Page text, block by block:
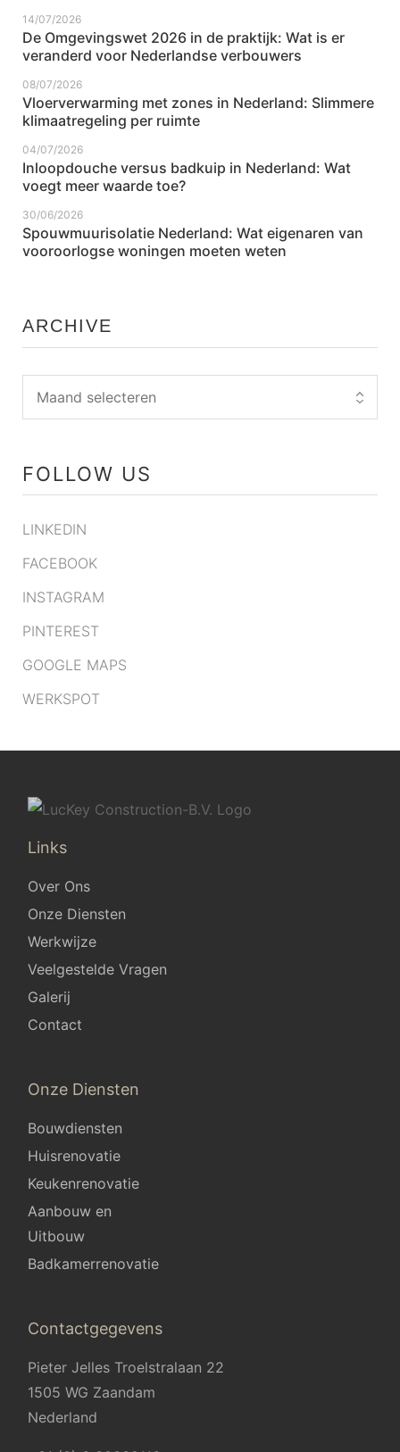
De Omgevingswet 2026 in de praktijk: Wat is er
veranderd voor Nederlandse verbouwers
14/07/2026
Vloerverwarming met zones in Nederland: Slimmere
klimaatregeling per ruimte
08/07/2026
Inloopdouche versus badkuip in Nederland: Wat
voegt meer waarde toe?
04/07/2026
Spouwmuurisolatie Nederland: Wat eigenaren van
vooroorlogse woningen moeten weten
30/06/2026
ARCHIVE
FOLLOW US
LINKEDIN
FACEBOOK
INSTAGRAM
PINTEREST
GOOGLE MAPS
WERKSPOT
Links
Over Ons
Onze Diensten
Werkwijze
Veelgestelde Vragen
Galerij
Contact
Onze Diensten
Bouwdiensten
Huisrenovatie
Keukenrenovatie
Aanbouw en
Uitbouw
Badkamerrenovatie
Contactgegevens
Pieter Jelles Troelstralaan 22
1505 WG Zaandam
Nederland